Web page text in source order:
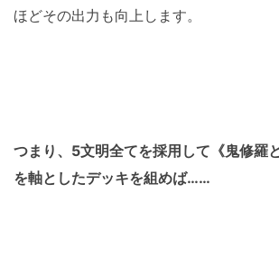
ほどその出力も向上します。
つまり、5文明全てを採用して《鬼修羅
を軸としたデッキを組めば……